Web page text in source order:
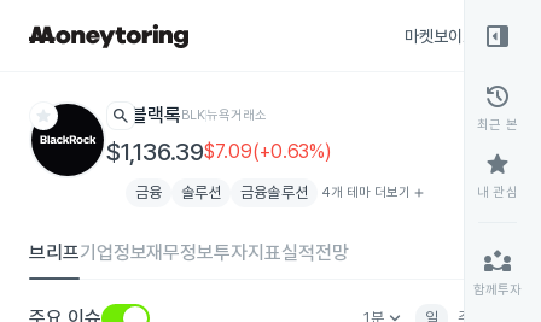
마켓보이스
star search 블랙록BLK뉴욕거래소
$1,136.39$7.09(+0.63%)
금융 솔루션 금융솔루션 4개 테마 더보기 add
브리프기업정보재무정보투자지표실적전망
1분 일 주
right_panel_open
history
최근 본
star
내 관심
partner_exchange
함께투자